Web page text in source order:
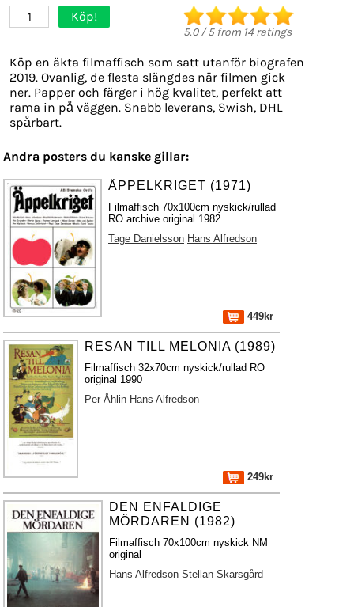
1 Köp!
5.0/5from 14 ratings
Köp en äkta filmaffisch som satt utanför biografen
2019. Ovanlig, de flesta slängdes när filmen gick
ner. Papper och färger i hög kvalitet, perfekt att
rama in på väggen. Snabb leverans, Swish, DHL
spårbart.
Andra posters du kanske gillar:
ÄPPELKRIGET (1971)
Filmaffisch 70x100cm nyskick/rullad
RO archive original 1982
Tage Danielsson Hans Alfredson
449kr
RESAN TILL MELONIA (1989)
Filmaffisch 32x70cm nyskick/rullad RO
original 1990
Per Åhlin Hans Alfredson
249kr
DEN ENFALDIGE
MÖRDAREN (1982)
Filmaffisch 70x100cm nyskick NM
original
Hans Alfredson Stellan Skarsgård